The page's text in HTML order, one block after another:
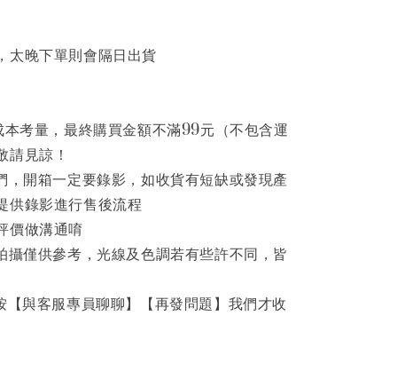
太晚下單則會隔日出貨
本考量，最終購買金額不滿99元（不包含運
請見諒！
，開箱一定要錄影，如收貨有短缺或發現產
供錄影進行售後流程
價做溝通唷
攝僅供參考，光線及色調若有些許不同，皆
【與客服專員聊聊】【再發問題】我們才收